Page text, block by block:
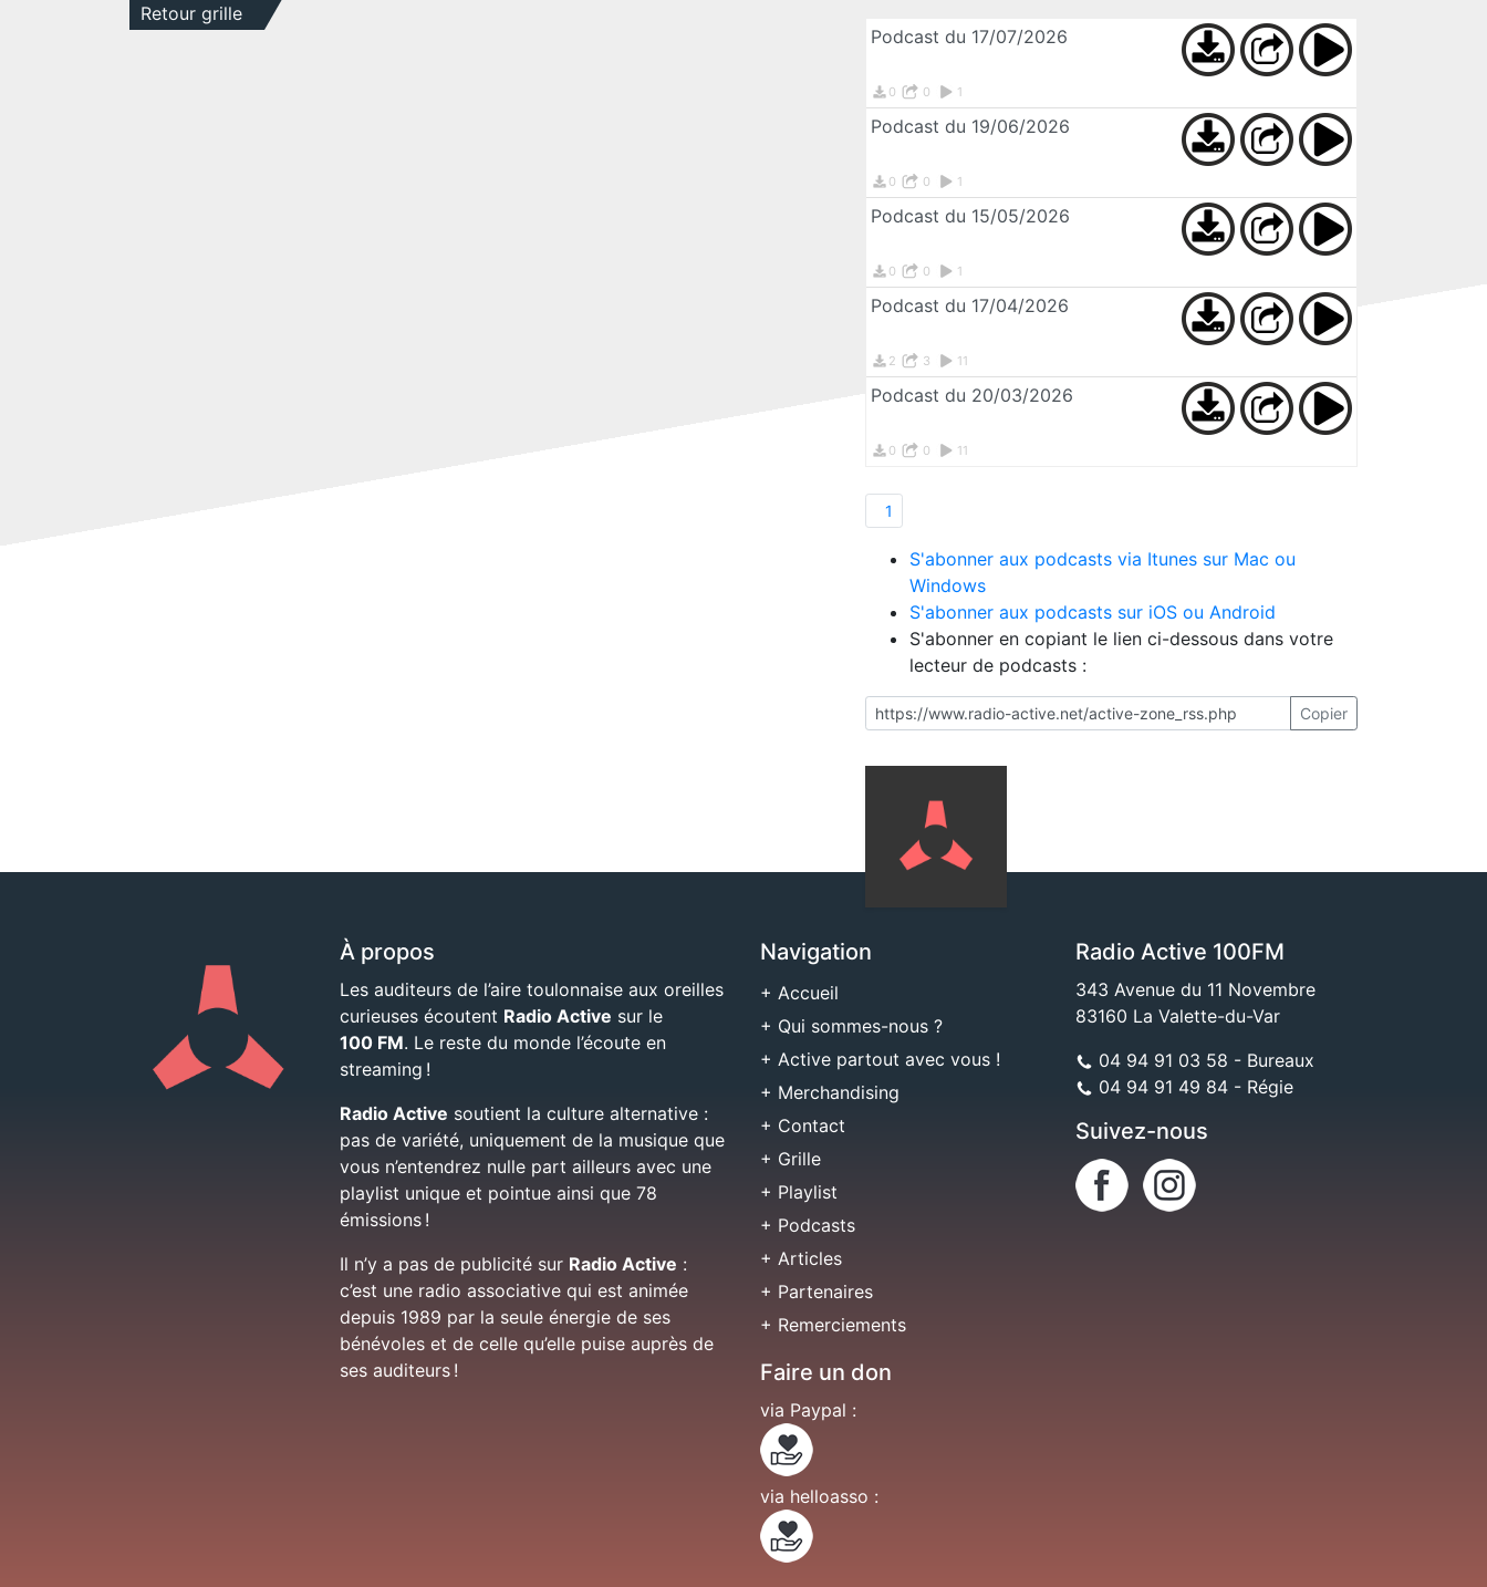
Retour grille
Podcast du 17/07/2026
0 0 1
Podcast du 19/06/2026
0 0 1
Podcast du 15/05/2026
0 0 1
Podcast du 17/04/2026
2 3 11
Podcast du 20/03/2026
0 0 11
1
S'abonner aux podcasts via Itunes sur Mac ou
Windows
S'abonner aux podcasts sur iOS ou Android
S'abonner en copiant le lien ci-dessous dans votre
lecteur de podcasts :
Copier
À propos
Les auditeurs de l’aire toulonnaise aux oreilles
curieuses écoutent Radio Active sur le
100 FM. Le reste du monde l’écoute en
streaming !
Radio Active soutient la culture alternative :
pas de variété, uniquement de la musique que
vous n’entendrez nulle part ailleurs avec une
playlist unique et pointue ainsi que 78
émissions !
Il n’y a pas de publicité sur Radio Active :
c’est une radio associative qui est animée
depuis 1989 par la seule énergie de ses
bénévoles et de celle qu’elle puise auprès de
ses auditeurs !
Navigation
+ Accueil
+ Qui sommes-nous ?
+ Active partout avec vous !
+ Merchandising
+ Contact
+ Grille
+ Playlist
+ Podcasts
+ Articles
+ Partenaires
+ Remerciements
Faire un don
via Paypal :
via helloasso :
Radio Active 100FM
343 Avenue du 11 Novembre
83160 La Valette-du-Var
04 94 91 03 58 - Bureaux
04 94 91 49 84 - Régie
Suivez-nous